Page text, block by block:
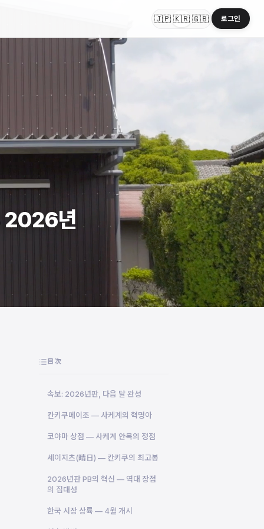
🇯🇵 🇰🇷 🇬🇧 로그인
2026년
目次
속보: 2026년판, 다음 달 완성
칸키쿠메이조 — 사케계의 혁명아
코야마 상점 — 사케계 안목의 정점
세이지츠(晴日) — 칸키쿠의 최고봉
2026년판 PB의 혁신 — 역대 장점
의 집대성
한국 시장 상륙 — 4월 개시